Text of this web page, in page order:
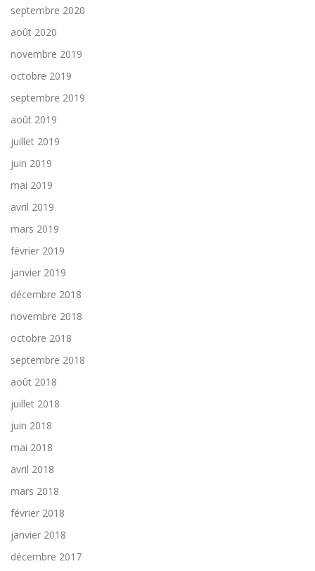
septembre 2020
août 2020
novembre 2019
octobre 2019
septembre 2019
août 2019
juillet 2019
juin 2019
mai 2019
avril 2019
mars 2019
février 2019
janvier 2019
décembre 2018
novembre 2018
octobre 2018
septembre 2018
août 2018
juillet 2018
juin 2018
mai 2018
avril 2018
mars 2018
février 2018
janvier 2018
décembre 2017